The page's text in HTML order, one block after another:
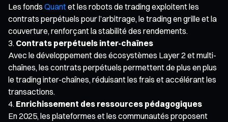
Les fonds Quantet les robots de trading exploitent les
contrats perpétuels pour l’arbitrage, le trading en grille et la
couverture, renforçant la stabilité des rendements.
Contrats perpétuels inter-chaînes
Avec le développement des écosystèmes Layer 2 et multi-
chaînes, les contrats perpétuels permettent de plus en plus
le trading inter-chaînes, réduisant les frais et accélérant les
transactions.
Enrichissement des ressources pédagogiques
En 2025, les plateformes et les communautés proposent